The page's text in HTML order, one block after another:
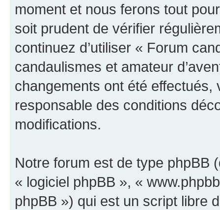
moment et nous ferons tout
soit prudent de vérifier
continuez d’utiliser « Forum
candaulismes et amateur
changements ont été effectués,
responsable des conditions
modifications.
Notre forum est de type phpBB
« logiciel phpBB », «
phpBB ») qui est un script libre